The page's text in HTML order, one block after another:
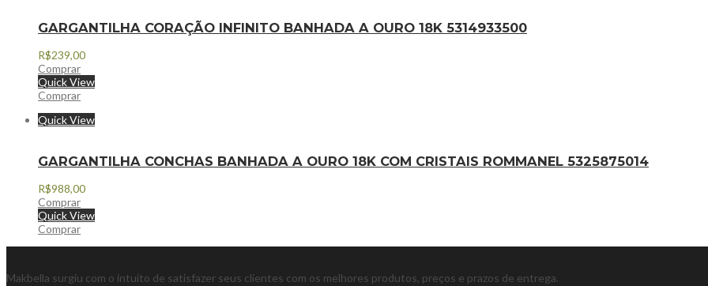
GARGANTILHA CORAÇÃO INFINITO BANHADA A OURO 18K 5314933500
R$239,00
Comprar
Quick View
Comprar
Quick View
GARGANTILHA CONCHAS BANHADA A OURO 18K COM CRISTAIS ROMMANEL 5325875014
R$988,00
Comprar
Quick View
Comprar
Makbella surgiu com o intuito de satisfazer seus clientes com os melhores produtos, preços e prazos de entrega.